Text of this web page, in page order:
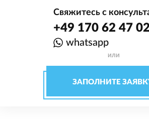
Свяжитесь с
+49 170 62 47
whatsapp
ИЛИ
ЗАПОЛНИТЕ